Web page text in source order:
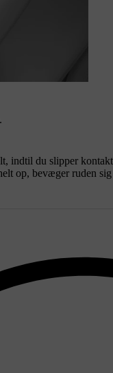
indtil du slipper
op, bevæger ruden